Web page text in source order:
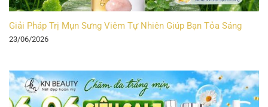
Giải Pháp Trị Mụn Sưng Viêm Tự Nhiên Giúp Bạn Tỏa Sáng
23/06/2026